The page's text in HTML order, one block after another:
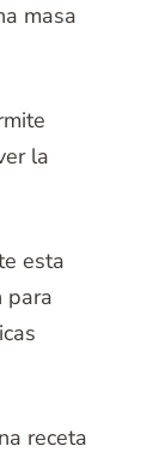
masa
la
esta
para
receta